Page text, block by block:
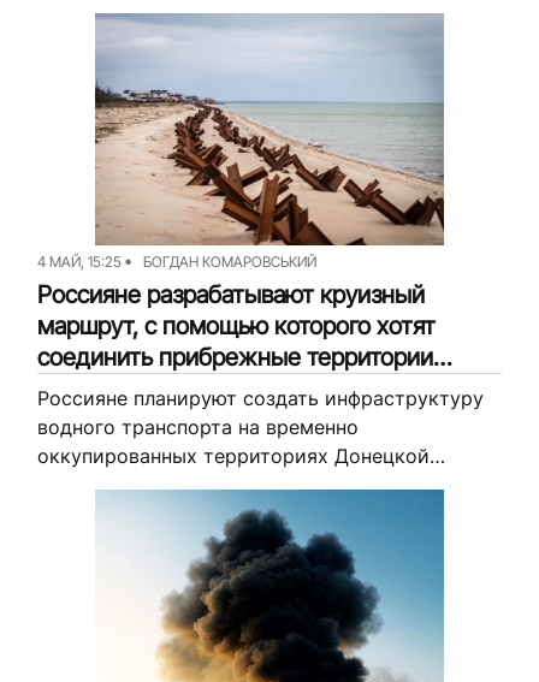
млн грн на культурные мероприятия.
Рассказываем, на какие именно мероприятия
4 МАЙ, 15:25 БОГДАН КОМАРОВСЬКИЙ
Россияне разрабатывают круизный
маршрут, с помощью которого хотят
соединить прибрежные территории
Азовского моря
Россияне планируют создать инфраструктуру
водного транспорта на временно
оккупированных территориях Донецкой
области — уже разрабатывают «комплексную
территориальную схему развития туризма
«ДНР». В рамках этой инициативы оккупанты
создадут круизный маршрут, который...